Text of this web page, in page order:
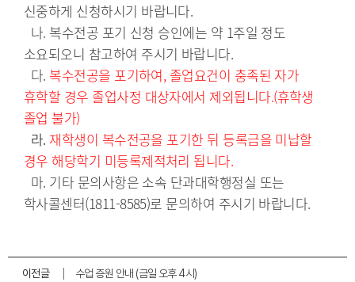
신중하게 신청하시기 바랍니다.
소요되오니 참고하여 주시기 바랍니다.
  다.
복수전공을 포기하여, 졸업요건이 충족된 자가
휴학할 경우 졸업사정 대상자에서 제외됩니다.(휴학생
졸업 불가)
라. 재학생이 복수전공을 포기한 뒤 등록금을 미납할
경우 해당학기 미등록제적처리 됩니다.
학사콜센터(1811-8585)로 문의하여 주시기 바랍니다.
이전글 수업 증원 안내 (금일 오후 4시)